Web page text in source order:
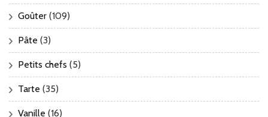
Goûter (109)
Pâte (3)
Petits chefs (5)
Tarte (35)
Vanille (16)